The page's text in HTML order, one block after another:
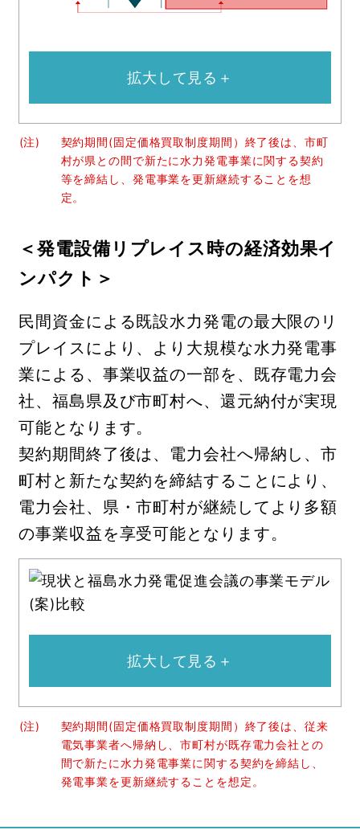
拡大して見る＋
(注)
契約期間(固定価格買取制度期間）終了後は、市町
村が県との間で新たに水力発電事業に関する契約
等を締結し、発電事業を更新継続することを想
定。
＜発電設備リプレイス時の経済効果イ
ンパクト＞
民間資金による既設水力発電の最大限のリ
プレイスにより、より大規模な水力発電事
業による、事業収益の一部を、既存電力会
社、福島県及び市町村へ、還元納付が実現
可能となります。
契約期間終了後は、電力会社へ帰納し、市
町村と新たな契約を締結することにより、
電力会社、県・市町村が継続してより多額
の事業収益を享受可能となります。
拡大して見る＋
(注)
契約期間(固定価格買取制度期間）終了後は、従来
電気事業者へ帰納し、市町村が既存電力会社との
間で新たに水力発電事業に関する契約を締結し、
発電事業を更新継続することを想定。